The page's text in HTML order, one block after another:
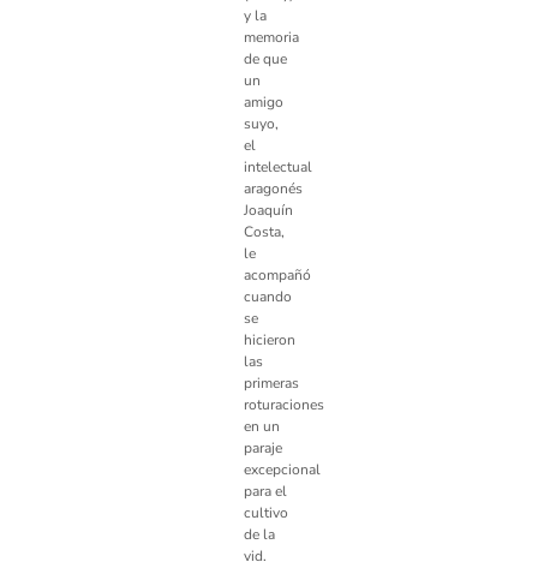
y la
memoria
de que
un
amigo
suyo,
el
intelectual
aragonés
Joaquín
Costa,
le
acompañó
cuando
se
hicieron
las
primeras
roturaciones
en un
paraje
excepcional
para el
cultivo
de la
vid.